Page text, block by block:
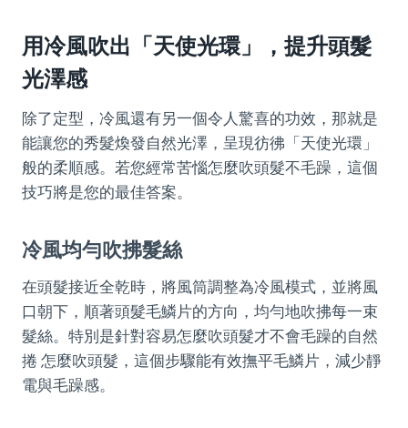
用冷風吹出「天使光環」，提升頭髮
光澤感
除了定型，冷風還有另一個令人驚喜的功效，那就是
能讓您的秀髮煥發自然光澤，呈現彷彿「天使光環」
般的柔順感。若您經常苦惱怎麼吹頭髮不毛躁，這個
技巧將是您的最佳答案。
冷風均勻吹拂髮絲
在頭髮接近全乾時，將風筒調整為冷風模式，並將風
口朝下，順著頭髮毛鱗片的方向，均勻地吹拂每一束
髮絲。特別是針對容易怎麼吹頭髮才不會毛躁的自然
捲 怎麼吹頭髮，這個步驟能有效撫平毛鱗片，減少靜
電與毛躁感。